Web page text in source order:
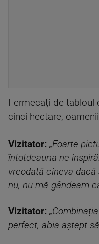
Fermecați de tabloul
cinci hectare,
Vizitator: „Foarte
întotdeauna ne
vreodată cineva
nu, nu mă gândeam
Vizitator:
perfect, abia aștept